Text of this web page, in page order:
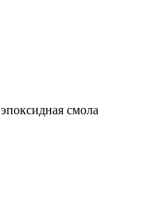
эпоксидная смола